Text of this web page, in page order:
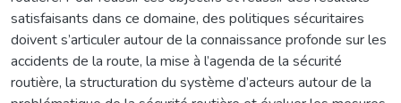
satisfaisants dans ce domaine, des politiques sécuritaires
doivent s’articuler autour de la connaissance profonde sur les
accidents de la route, la mise à l’agenda de la sécurité
routière, la structuration du système d’acteurs autour de la